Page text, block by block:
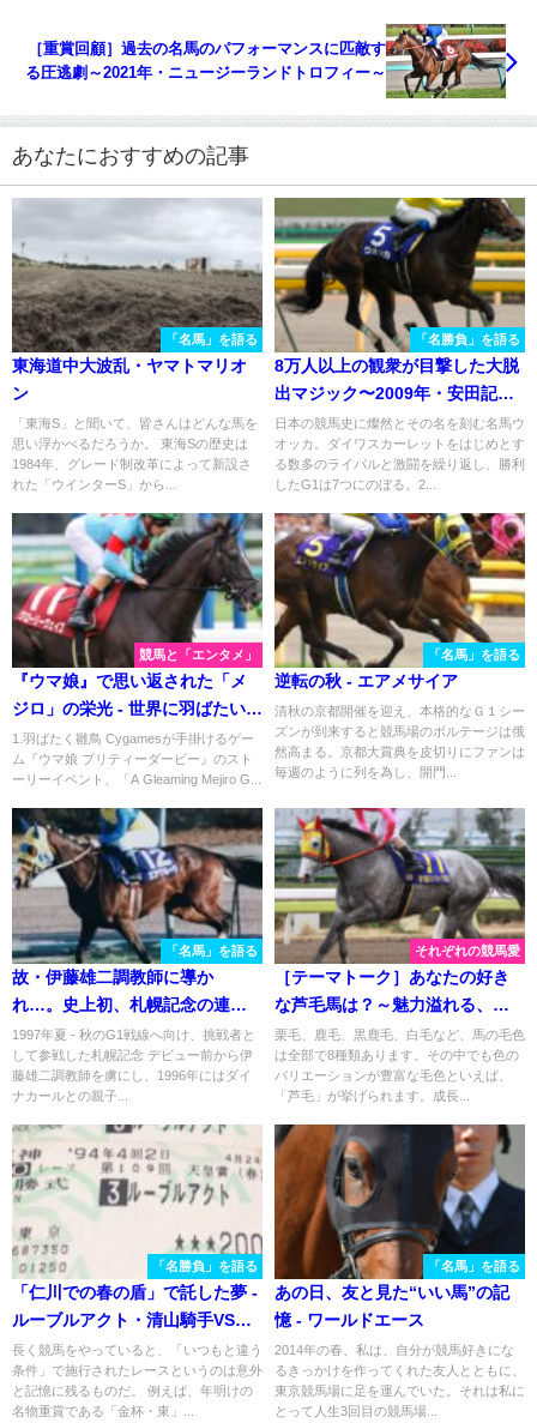
［重賞回顧］過去の名馬のパフォーマンスに匹敵す
る圧逃劇～2021年・ニュージーランドトロフィー～
あなたにおすすめの記事
「名馬」を語る
東海道中大波乱・ヤマトマリオ
ン
「東海S」と聞いて、皆さんはどんな馬を
思い浮かべるだろうか。 東海Sの歴史は
1984年、グレード制改革によって新設さ
れた「ウインターS」から...
「名勝負」を語る
8万人以上の観衆が目撃した大脱
出マジック〜2009年・安田記
念〜
日本の競馬史に燦然とその名を刻む名馬ウ
オッカ。ダイワスカーレットをはじめとす
る数多のライバルと激闘を繰り返し、勝利
したG1は7つにのぼる。2...
競馬と「エンタメ」
『ウマ娘』で思い返された「メ
ジロ」の栄光 - 世界に羽ばたいた
グローリーヴェイズ
1.羽ばたく雛鳥 Cygamesが手掛けるゲー
ム『ウマ娘 プリティーダービー』のスト
ーリーイベント、「A Gleaming Mejiro G...
「名馬」を語る
逆転の秋 - エアメサイア
清秋の京都開催を迎え、本格的なＧ１シー
ズンが到来すると競馬場のボルテージは俄
然高まる。京都大賞典を皮切りにファンは
毎週のように列を為し、開門...
「名馬」を語る
故・伊藤雄二調教師に導か
れ…。史上初、札幌記念の連覇
を成し遂げた名牝エアグルーヴ
の歩みを振り返る。
1997年夏 - 秋のG1戦線へ向け、挑戦者と
して参戦した札幌記念 デビュー前から伊
藤雄二調教師を虜にし、1996年にはダイ
ナカールとの親子...
それぞれの競馬愛
［テーマトーク］あなたの好き
な芦毛馬は？～魅力溢れる、個
性的な芦毛馬たち～
栗毛、鹿毛、黒鹿毛、白毛など、馬の毛色
は全部で8種類あります。その中でも色の
バリエーションが豊富な毛色といえば、
「芦毛」が挙げられます。成長...
「名勝負」を語る
「仁川での春の盾」で託した夢 -
ルーブルアクト・清山騎手VSビ
ワハヤヒデ・岡部騎手
長く競馬をやっていると、「いつもと違う
条件」で施行されたレースというのは意外
と記憶に残るものだ。 例えば、年明けの
名物重賞である「金杯・東」...
「名馬」を語る
あの日、友と見た“いい馬”の記
憶 - ワールドエース
2014年の春、私は、自分が競馬好きにな
るきっかけを作ってくれた友人とともに、
東京競馬場に足を運んでいた。それは私に
とって人生3回目の競馬場...